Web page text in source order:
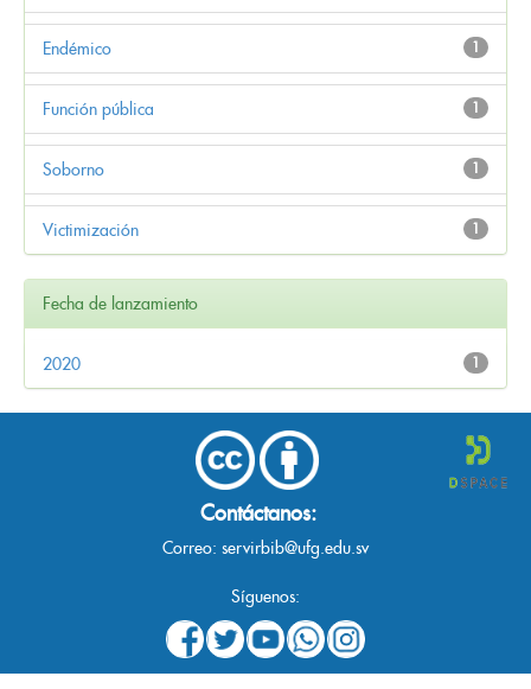
1
Endémico
1
Función pública
1
Soborno
1
Victimización
Fecha de lanzamiento
1
2020
Contáctanos:
Correo: servirbib@ufg.edu.sv
Síguenos: